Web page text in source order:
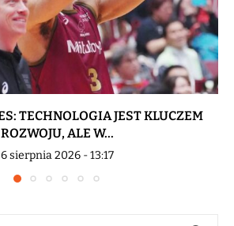
TECHNOLOGIA JEST KLUCZEM
ROZWOJU, ALE W...
6 sierpnia 2026 - 13:17